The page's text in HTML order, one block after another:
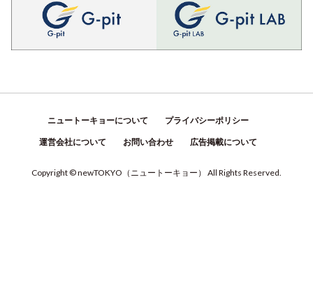
ニュートーキョーについて プライバシーポリシー
運営会社について お問い合わせ 広告掲載について
Copyright © newTOKYO （ ニュートーキョー ） All Rights Reserved.